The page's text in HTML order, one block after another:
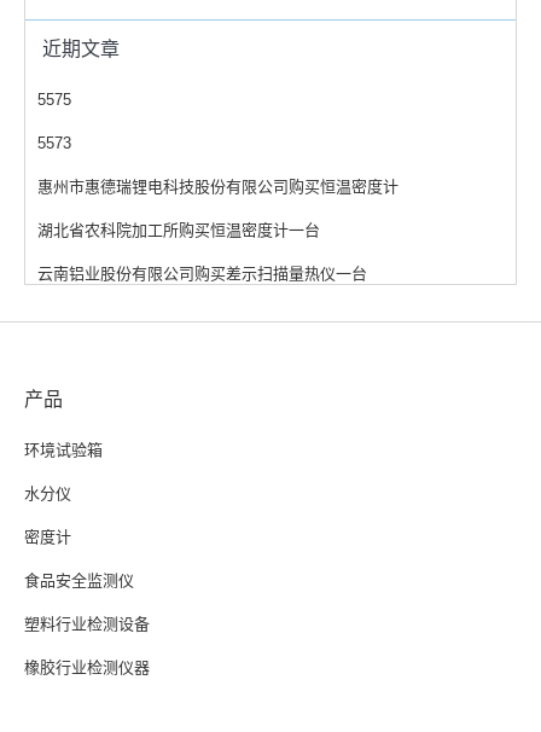
近期文章
5575
5573
惠州市惠德瑞锂电科技股份有限公司购买恒温密度计
湖北省农科院加工所购买恒温密度计一台
云南铝业股份有限公司购买差示扫描量热仪一台
产品
环境试验箱
水分仪
密度计
食品安全监测仪
塑料行业检测设备
橡胶行业检测仪器